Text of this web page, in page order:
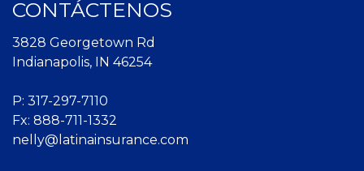
CONTÁCTENOS
3828 Georgetown Rd
Indianapolis, IN 46254
P: 317-297-7110
Fx: 888-711-1332
nelly@latinainsurance.com